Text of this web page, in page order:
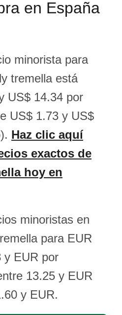
en España
minorista para
tremella está
US$ 14.34 por
US$ 1.73 y US$
Haz clic aquí
exactos de
hoy en
minoristas en
para EUR
y EUR por
13.25 y EUR
y EUR.